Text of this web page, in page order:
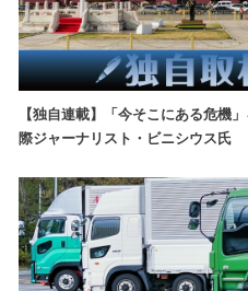
【独自連載】「今そこにある危機
際ジャーナリスト・ビニシウス氏